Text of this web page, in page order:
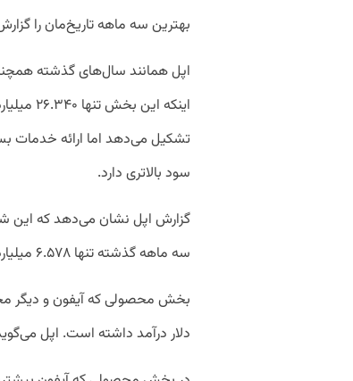
بهترین سه ماهه تاریخ‌مان را
اپل همانند سال‌های گذشته
تشکیل می‌دهد اما ارائه خدمات
سود بالاتری دارد.
سه ماهه گذشته تنها ۶.۵۷۸ میلیارد دلار هزینه کرده است.
دلار درآمد داشته است. اپل می‌گوید مخارج بخش